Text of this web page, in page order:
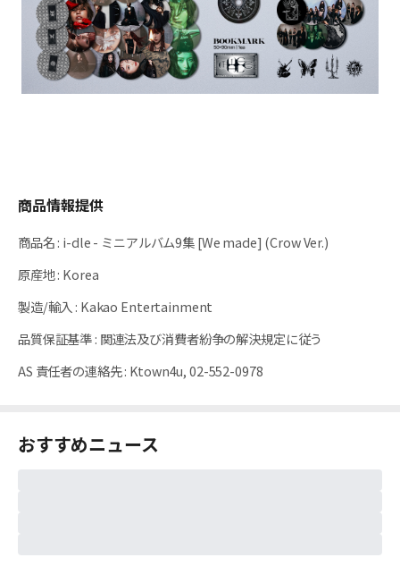
商品情報提供
商品名: i-dle - ミニアルバム9集 [We made] (Crow Ver.)
原産地: Korea
製造/輸入 : Kakao Entertainment
品質保証基準: 関連法及び消費者紛争の解決規定に従う
AS 責任者の連絡先: Ktown4u, 02-552-0978
おすすめニュース